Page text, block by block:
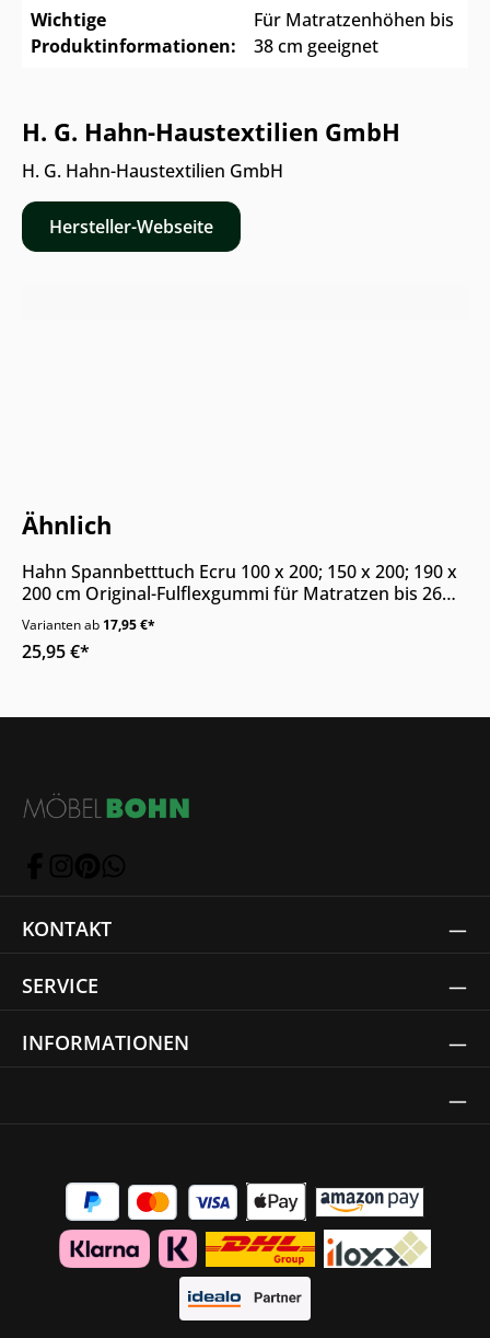
Wichtige
Produktinformationen:
Für Matratzenhöhen bis
38 cm geeignet
H. G. Hahn-Haustextilien GmbH
H. G. Hahn-Haustextilien GmbH
Hersteller-Webseite
Ähnlich
Nur Online erhältlich
Hahn Spannbetttuch Ecru 100 x 200; 150 x 200; 190 x
200 cm Original-Fulflexgummi für Matratzen bis 26
cm
Varianten ab 17,95 €*
25,95 €*
KONTAKT
SERVICE
INFORMATIONEN